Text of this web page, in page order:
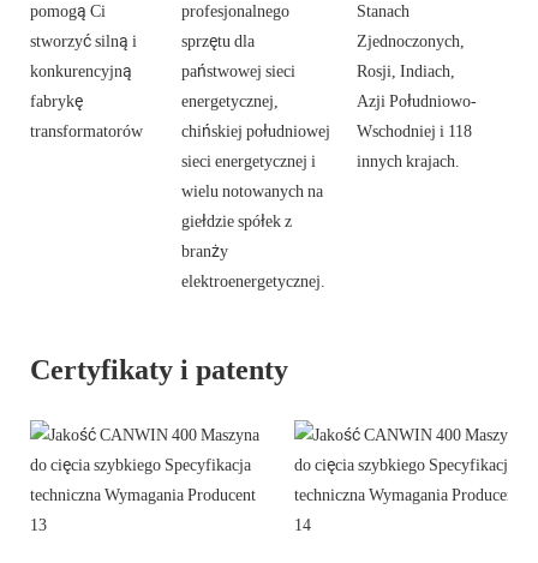
pomogą Ci
stworzyć silną i
konkurencyjną
fabrykę
transformatorów
profesjonalnego
sprzętu dla
państwowej sieci
energetycznej,
chińskiej południowej
sieci energetycznej i
wielu notowanych na
giełdzie spółek z
branży
elektroenergetycznej.
Stanach
Zjednoczonych,
Rosji, Indiach,
Azji Południowo-
Wschodniej i 118
innych krajach.
Certyfikaty i patenty